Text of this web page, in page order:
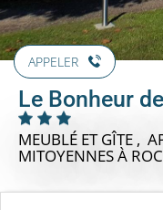
APPELER
Le Bonheur
MEUBLÉ ET GÎTE ,
MITOYENNESÀ